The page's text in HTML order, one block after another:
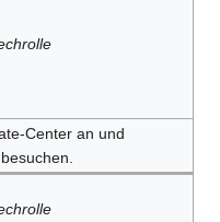
Center an und